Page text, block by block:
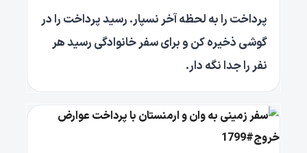
پرداخت را به لحظه آخر نسپار. رسید پرداخت را در
گوشی ذخیره کن و برای سفر خانوادگی رسید هر
نفر را جدا نگه دار.